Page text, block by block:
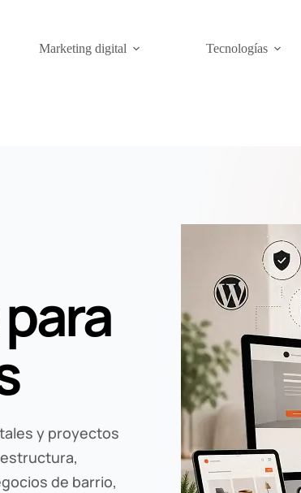
Marketing digital Tecnologías
y proyectos
de barrio,